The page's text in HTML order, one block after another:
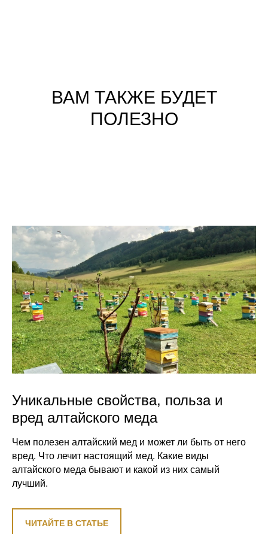
ВАМ ТАКЖЕ БУДЕТ
ПОЛЕЗНО
Уникальные свойства, польза и
вред алтайского меда
Чем полезен алтайский мед и может ли быть от него
вред. Что лечит настоящий мед. Какие виды
алтайского меда бывают и какой из них самый
лучший.
ЧИТАЙТЕ В СТАТЬЕ